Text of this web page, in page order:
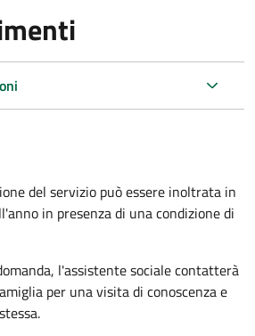
del servizio può essere inoltrata in
in presenza di una condizione di
l'assistente sociale contatterà
per una visita di conoscenza e